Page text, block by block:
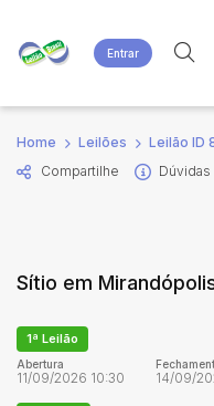
Entrar
Criar conta
Site
Agenda
Quem Somos
Busca por palavra-chave
Estados
Bairro
Quem Somos
Home Leilões Leilão ID
Compartilhe
Sítio em
1ª Leilão
Abertura
11/09/2026 10:30 14/09/